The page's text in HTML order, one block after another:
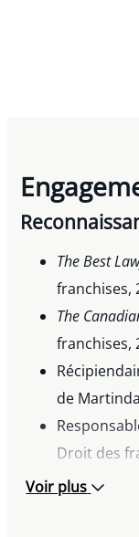
The Best
franchises,
The
franchises,
de
Droit des
de l’Ontario,
Voir plus